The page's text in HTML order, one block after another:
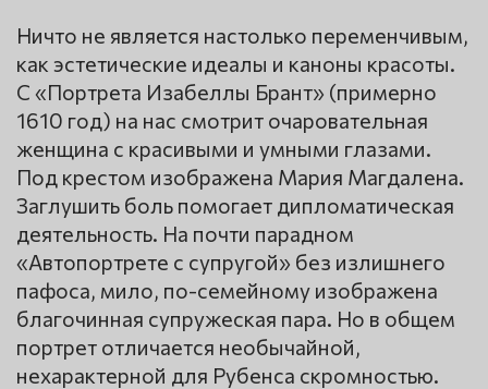
Ничто не является настолько переменчивым,
как эстетические идеалы и каноны красоты.
С «Портрета Изабеллы Брант» (примерно
1610 год) на нас смотрит очаровательная
женщина с красивыми и умными глазами.
Под крестом изображена Мария Магдалена.
Заглушить боль помогает дипломатическая
деятельность. На почти парадном
«Автопортрете с супругой» без излишнего
пафоса, мило, по-семейному изображена
благочинная супружеская пара. Но в общем
портрет отличается необычайной,
нехарактерной для Рубенса скромностью.